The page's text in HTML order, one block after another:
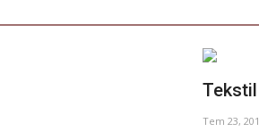
Tekstil
Tem 23,